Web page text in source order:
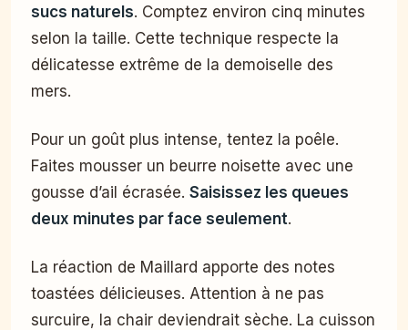
sucs naturels. Comptez environ cinq minutes
selon la taille. Cette technique respecte la
délicatesse extrême de la demoiselle des
mers.
Pour un goût plus intense, tentez la poêle.
Faites mousser un beurre noisette avec une
gousse d’ail écrasée. Saisissez les queues
deux minutes par face seulement.
La réaction de Maillard apporte des notes
toastées délicieuses. Attention à ne pas
surcuire, la chair deviendrait sèche. La cuisson